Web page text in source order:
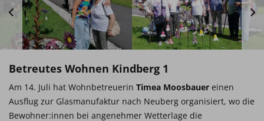
Betreutes Wohnen Kindberg 1
Am 14. Juli hat Wohnbetreuerin Timea Moosbauer einen
Ausflug zur Glasmanufaktur nach Neuberg organisiert, wo die
Bewohner:innen bei angenehmer Wetterlage die